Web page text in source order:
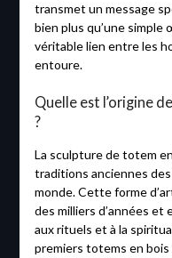
transmet un message
bien plus qu’une simple
véritable lien entre les
entoure.
Quelle est l’origine
?
La sculpture de totem
traditions anciennes
monde. Cette forme
des milliers d’années
aux rituels et à la
premiers totems en